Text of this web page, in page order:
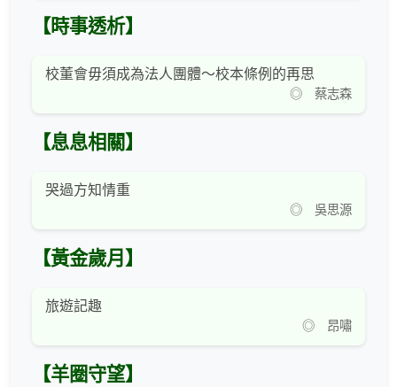
【時事透析】
校董會毋須成為法人團體～校本條例的再思
◎ 蔡志森
【息息相關】
哭過方知情重
◎ 吳思源
【黃金歲月】
旅遊記趣
◎ 昂嘯
【羊圈守望】